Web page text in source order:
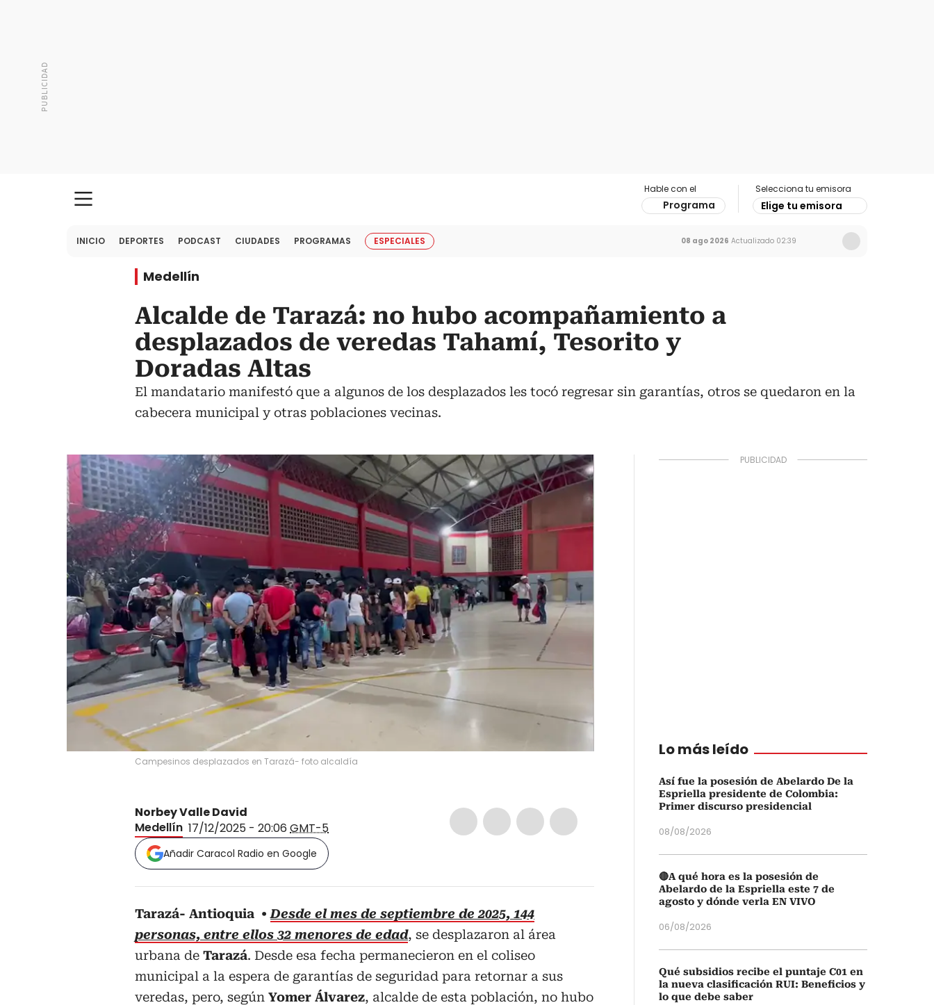
Hable con el
Programa
Selecciona tu emisora
Elige tu emisora
INICIO DEPORTES PODCAST CIUDADES PROGRAMAS ESPECIALES 08 ago 2026 Actualizado 02:39
Medellín
Alcalde de Tarazá: no hubo acompañamiento a
desplazados de veredas Tahamí, Tesorito y
Doradas Altas
El mandatario manifestó que a algunos de los desplazados les tocó regresar sin garantías, otros se quedaron en la
cabecera municipal y otras poblaciones vecinas.
Campesinos desplazados en Tarazá- foto alcaldía
Norbey Valle David
Medellín 17/12/2025 - 20:06 GMT-5
Añadir Caracol Radio en Google
Tarazá- Antioquia
Desde el mes de septiembre de 2025, 144
personas, entre ellos 32 menores de edad, se desplazaron al área
urbana de Tarazá. Desde esa fecha permanecieron en el coliseo
municipal a la espera de garantías de seguridad para retornar a sus
veredas, pero, según Yomer Álvarez, alcalde de esta población, no hubo
Lo más leído
Así fue la posesión de Abelardo De la
Espriella presidente de Colombia:
Primer discurso presidencial
08/08/2026
🔴A qué hora es la posesión de
Abelardo de la Espriella este 7 de
agosto y dónde verla EN VIVO
06/08/2026
Qué subsidios recibe el puntaje C01 en
la nueva clasificación RUI: Beneficios y
lo que debe saber